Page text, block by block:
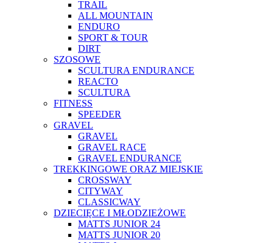
TRAIL
ALL MOUNTAIN
ENDURO
SPORT & TOUR
DIRT
SZOSOWE
SCULTURA ENDURANCE
REACTO
SCULTURA
FITNESS
SPEEDER
GRAVEL
GRAVEL
GRAVEL RACE
GRAVEL ENDURANCE
TREKKINGOWE ORAZ MIEJSKIE
CROSSWAY
CITYWAY
CLASSICWAY
DZIECIĘCE I MŁODZIEŻOWE
MATTS JUNIOR 24
MATTS JUNIOR 20